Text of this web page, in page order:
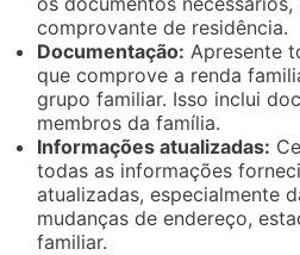
comprovante de residência.
Documentação: Apresente
que comprove a renda
grupo familiar. Isso inclui
membros da família.
Informações atualizadas:
todas as informações
atualizadas, especialmente
mudanças de endereço,
familiar.